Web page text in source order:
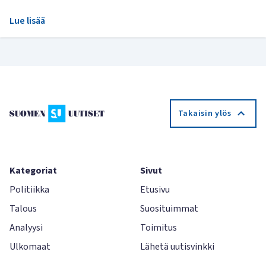
Lue lisää
Takaisin ylös
Kategoriat
Politiikka
Talous
Analyysi
Ulkomaat
Sivut
Etusivu
Suosituimmat
Toimitus
Lähetä uutisvinkki